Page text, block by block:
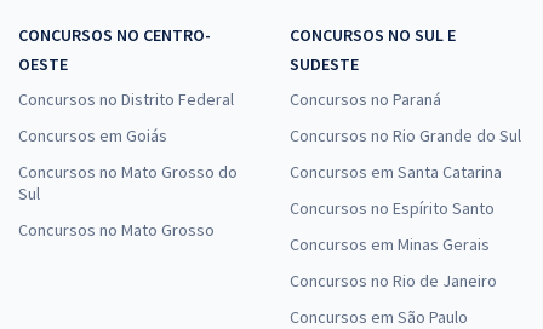
CONCURSOS NO CENTRO-
OESTE
Concursos no Distrito Federal
Concursos em Goiás
Concursos no Mato Grosso do
Sul
Concursos no Mato Grosso
CONCURSOS NO SUL E
SUDESTE
Concursos no Paraná
Concursos no Rio Grande do Sul
Concursos em Santa Catarina
Concursos no Espírito Santo
Concursos em Minas Gerais
Concursos no Rio de Janeiro
Concursos em São Paulo